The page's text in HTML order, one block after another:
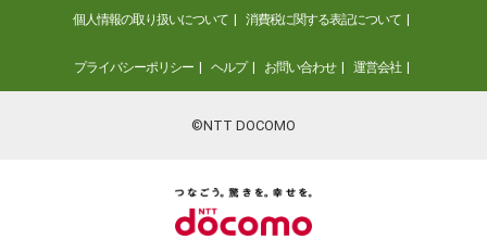
個人情報の取り扱いについて 消費税に関する表記について
プライバシーポリシー ヘルプ お問い合わせ 運営会社
©NTT DOCOMO